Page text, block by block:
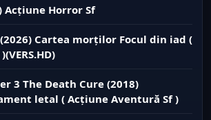
Acțiune Horror Sf
Cartea morților Focul din iad (
3 The Death Cure (2018)
letal ( Acțiune Aventură Sf )